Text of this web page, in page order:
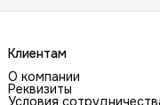
Клиентам
О компании
Реквизиты
Условия